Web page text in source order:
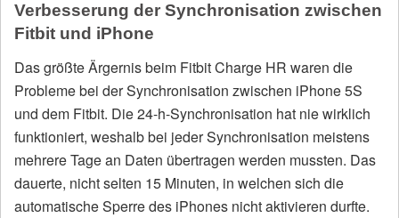
Verbesserung der Synchronisation zwischen
Fitbit und iPhone
Das größte Ärgernis beim Fitbit Charge HR waren die
Probleme bei der Synchronisation zwischen iPhone 5S
und dem Fitbit. Die 24-h-Synchronisation hat nie wirklich
funktioniert, weshalb bei jeder Synchronisation meistens
mehrere Tage an Daten übertragen werden mussten. Das
dauerte, nicht selten 15 Minuten, in welchen sich die
automatische Sperre des iPhones nicht aktivieren durfte.